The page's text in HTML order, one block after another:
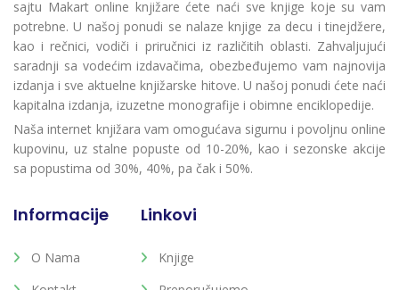
sajtu Makart online knjižare ćete naći sve knjige koje su vam
potrebne. U našoj ponudi se nalaze knjige za decu i tinejdžere,
kao i rečnici, vodiči i priručnici iz različitih oblasti. Zahvaljujući
saradnji sa vodećim izdavačima, obezbeđujemo vam najnovija
izdanja i sve aktuelne knjižarske hitove. U našoj ponudi ćete naći
kapitalna izdanja, izuzetne monografije i obimne enciklopedije.
Naša internet knjižara vam omogućava sigurnu i povoljnu online
kupovinu, uz stalne popuste od 10-20%, kao i sezonske akcije
sa popustima od 30%, 40%, pa čak i 50%.
Informacije
O Nama
Linkovi
Knjige